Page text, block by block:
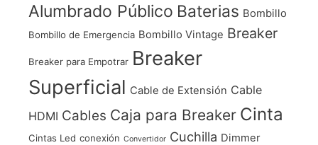
Alumbrado Público Baterias Bombillo
Bombillo de Emergencia Bombillo Vintage Breaker
Breaker para Empotrar Breaker
Superficial Cable de Extensión Cable
HDMI Cables Caja para Breaker Cinta
Cintas Led conexión Convertidor Cuchilla Dimmer